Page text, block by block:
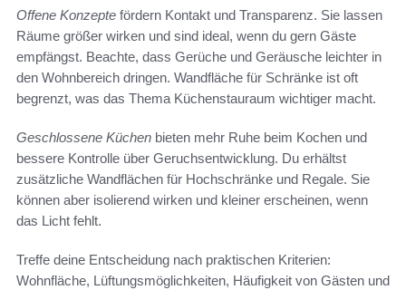
Offene Konzepte fördern Kontakt und Transparenz. Sie lassen
Räume größer wirken und sind ideal, wenn du gern Gäste
empfängst. Beachte, dass Gerüche und Geräusche leichter in
den Wohnbereich dringen. Wandfläche für Schränke ist oft
begrenzt, was das Thema Küchenstauraum wichtiger macht.
Geschlossene Küchen bieten mehr Ruhe beim Kochen und
bessere Kontrolle über Geruchsentwicklung. Du erhältst
zusätzliche Wandflächen für Hochschränke und Regale. Sie
können aber isolierend wirken und kleiner erscheinen, wenn
das Licht fehlt.
Treffe deine Entscheidung nach praktischen Kriterien:
Wohnfläche, Lüftungsmöglichkeiten, Häufigkeit von Gästen und